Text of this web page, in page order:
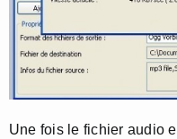
Une fois le fichier audio